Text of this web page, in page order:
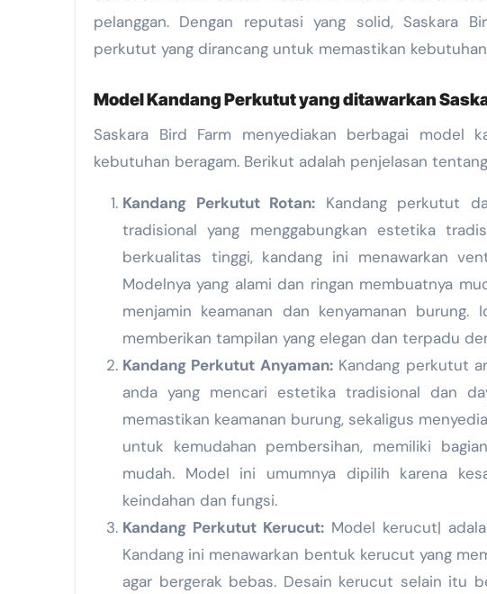
pelanggan. Dengan reputasi yang solid, Saskara
perkutut yang dirancang untuk memastikan
Model Kandang Perkutut yang ditawarkan
Saskara Bird Farm menyediakan berbagai
kebutuhan beragam. Berikut adalah penjelasan
Kandang Perkutut Rotan: Kandang perkutut
tradisional yang menggabungkan estetika
berkualitas tinggi, kandang ini menawarkan
Modelnya yang alami dan ringan membuatnya
menjamin keamanan dan kenyamanan
memberikan tampilan yang elegan dan terpadu
Kandang Perkutut Anyaman:Kandang perkutut
anda yang mencari estetika tradisional dan
memastikan keamanan burung, sekaligus
untuk kemudahan pembersihan, memiliki
mudah. Model ini umumnya dipilih karena
keindahan dan fungsi.
Kandang Perkutut Kerucut:Model kerucut|
Kandang ini menawarkan bentuk kerucut yang
agar bergerak bebas. Desain kerucut selain itu